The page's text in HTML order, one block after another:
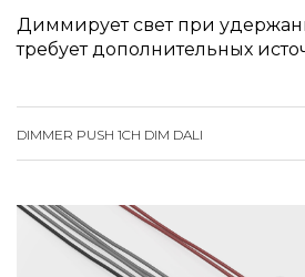
Диммирует свет при
требует дополнительных
DIMMER PUSH 1CH DIM DALI